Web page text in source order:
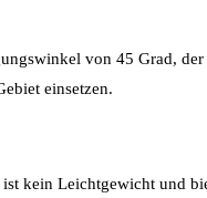
von 45 Grad,
einsetzen.
kein Leichtgewicht und